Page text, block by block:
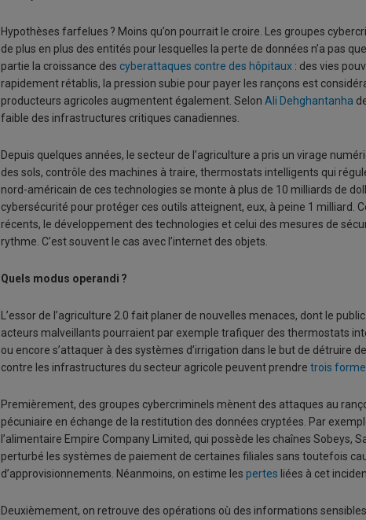
Hypothèses farfelues ? Moins qu’on pourrait le croire. Les groupes
de plus en plus des entités pour lesquelles la perte de données n’a pas
partie la croissance des cyberattaques contre des hôpitaux : des vies
rapidement rétablis, la pression subie pour payer les rançons est
producteurs agricoles augmentent également. Selon Ali Dehghantanha
faible des infrastructures critiques canadiennes.
Depuis quelques années, le secteur de l’agriculture a pris un virage
des sols, contrôle des machines à traire, thermostats intelligents qui
nord-américain de ces technologies se monte à plus de 10 milliards de
cybersécurité pour protéger ces outils atteignent, eux, à peine 1 milliard.
récents, le développement des technologies et celui des mesures de
rythme. C’est souvent le cas avec l’internet des objets.
Quels modus operandi ?
L’essor de l’agriculture 2.0 fait planer de nouvelles menaces, dont le
acteurs malveillants pourraient par exemple trafiquer des thermostats
ou encore s’attaquer à des systèmes d’irrigation dans le but de détruire
contre les infrastructures du secteur agricole peuvent prendre trois
Premièrement, des groupes cybercriminels mènent des attaques au
pécuniaire en échange de la restitution des données cryptées. Par
l’alimentaire Empire Company Limited, qui possède les chaînes Sobeys,
perturbé les systèmes de paiement de certaines filiales sans toutefois
d’approvisionnements. Néanmoins, on estime les pertes liées à cet
Deuxièmement, on retrouve des opérations où des informations